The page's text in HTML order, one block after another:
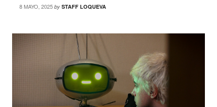
8 MAYO, 2025 by STAFF LOQUEVA